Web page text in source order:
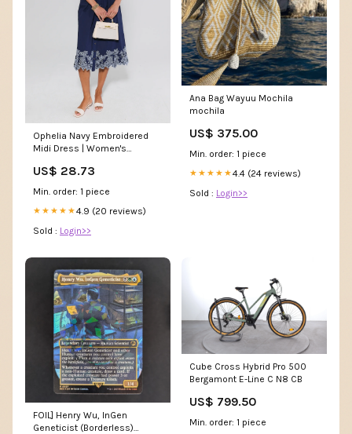
Ophelia Navy Embroidered
Midi Dress | Women's
US$ 28.73
Min. order: 1 piece
★★★★★4.9 (20 reviews)
Sold : Login>>
Ana Bag Wayuu Mochila
mochila
US$ 375.00
Min. order: 1 piece
★★★★★4.4 (24 reviews)
Sold : Login>>
FOIL] Henry Wu, InGen
Geneticist (Borderless)
Cube Cross Hybrid Pro 500
Bergamont E-Line C N8 CB
US$ 799.50
Min. order: 1 piece